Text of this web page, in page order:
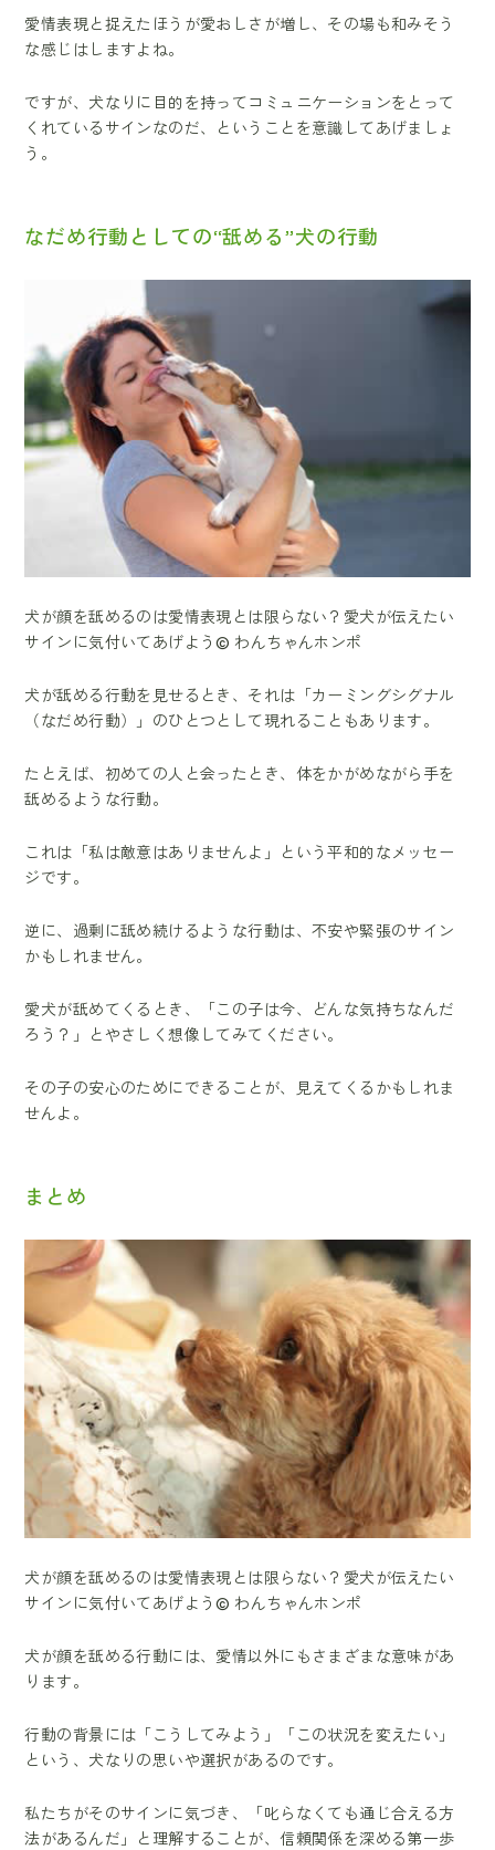
愛情表現と捉えたほうが愛おしさが増し、その場も和みそう
な感じはしますよね。
ですが、犬なりに目的を持ってコミュニケーションをとって
くれているサインなのだ、ということを意識してあげましょ
う。
なだめ行動としての“舐める”犬の行動
犬が顔を舐めるのは愛情表現とは限らない？愛犬が伝えたい
サインに気付いてあげよう© わんちゃんホンポ
犬が舐める行動を見せるとき、それは「カーミングシグナル
（なだめ行動）」のひとつとして現れることもあります。
たとえば、初めての人と会ったとき、体をかがめながら手を
舐めるような行動。
これは「私は敵意はありませんよ」という平和的なメッセー
ジです。
逆に、過剰に舐め続けるような行動は、不安や緊張のサイン
かもしれません。
愛犬が舐めてくるとき、「この子は今、どんな気持ちなんだ
ろう？」とやさしく想像してみてください。
その子の安心のためにできることが、見えてくるかもしれま
せんよ。
まとめ
犬が顔を舐めるのは愛情表現とは限らない？愛犬が伝えたい
サインに気付いてあげよう© わんちゃんホンポ
犬が顔を舐める行動には、愛情以外にもさまざまな意味があ
ります。
行動の背景には「こうしてみよう」「この状況を変えたい」
という、犬なりの思いや選択があるのです。
私たちがそのサインに気づき、「叱らなくても通じ合える方
法があるんだ」と理解することが、信頼関係を深める第一歩